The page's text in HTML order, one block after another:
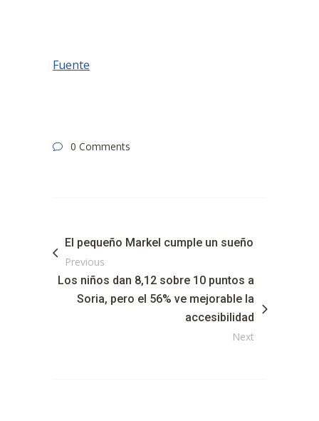
Fuente
0 Comments
El pequeño Markel cumple un sueño
Previous
Los niños dan 8,12 sobre 10 puntos a
Soria, pero el 56% ve mejorable la
accesibilidad
Next